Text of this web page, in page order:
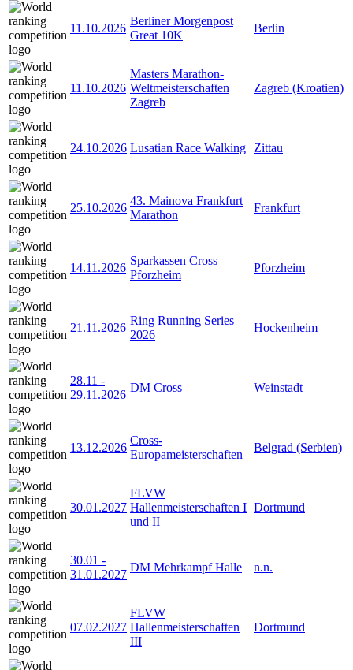
11.10.2026
Berliner Morgenpost
Great 10K
Berlin
11.10.2026
Masters Marathon-
Weltmeisterschaften
Zagreb
Zagreb (Kroatien)
24.10.2026 Lusatian Race Walking Zittau
25.10.2026
43. Mainova Frankfurt
Marathon
Frankfurt
14.11.2026
Sparkassen Cross
Pforzheim
Pforzheim
21.11.2026
Ring Running Series
2026
Hockenheim
28.11 -
29.11.2026
DM Cross Weinstadt
13.12.2026
Cross-
Europameisterschaften
Belgrad (Serbien)
30.01.2027
FLVW
Hallenmeisterschaften I
und II
Dortmund
30.01 -
31.01.2027
DM Mehrkampf Halle n.n.
07.02.2027
FLVW
Hallenmeisterschaften
III
Dortmund